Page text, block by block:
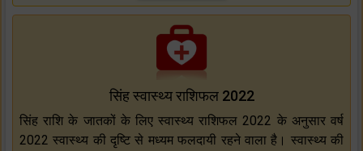
सिंह स्वास्थ्य राशिफल 2022
सिंह राशि के जातकों के लिए स्वास्थ्य राशिफल 2022 के अनुसार वर्ष
2022 स्वास्थ्य की दृष्टि से मध्यम फलदायी रहने वाला है। स्वास्थ्य की